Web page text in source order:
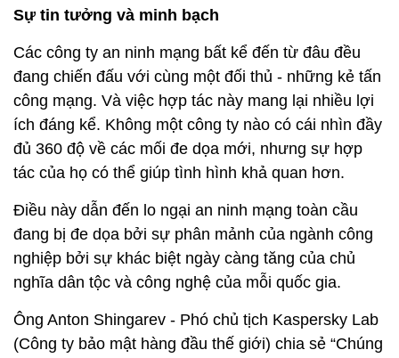
Sự tin tưởng và minh bạch
Các công ty an ninh mạng bất kể đến từ đâu đều
đang chiến đấu với cùng một đối thủ - những kẻ tấn
công mạng. Và việc hợp tác này mang lại nhiều lợi
ích đáng kể. Không một công ty nào có cái nhìn đầy
đủ 360 độ về các mối đe dọa mới, nhưng sự hợp
tác của họ có thể giúp tình hình khả quan hơn.
Điều này dẫn đến lo ngại an ninh mạng toàn cầu
đang bị đe dọa bởi sự phân mảnh của ngành công
nghiệp bởi sự khác biệt ngày càng tăng của chủ
nghĩa dân tộc và công nghệ của mỗi quốc gia.
Ông Anton Shingarev - Phó chủ tịch Kaspersky Lab
(Công ty bảo mật hàng đầu thế giới) chia sẻ “Chúng